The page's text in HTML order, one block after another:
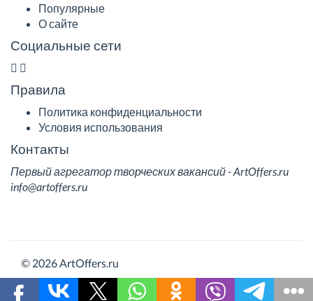
Популярные
О сайте
Социальные сети
Правила
Политика конфиденциальности
Условия использования
Контакты
Первый агрегатор творческих вакансий - ArtOffers.ru
info@artoffers.ru
© 2026 ArtOffers.ru